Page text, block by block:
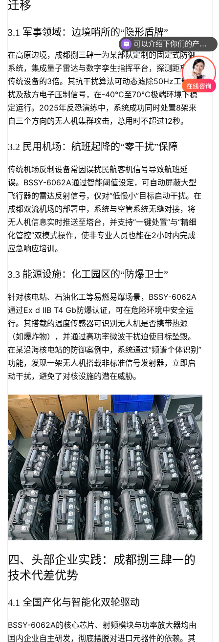
迁移
3.1 军事领域：边境哨所的“隐形盾牌”
在高原边境，成都捌三肆一为某部队定制的固定式防御
系统，集成量子雷达与数字孪生指挥平台，探测距离达
传统设备的3倍。其抗干扰算法可动态滤除50Hz工频干
扰及敌方电子压制信号，在-40℃至70℃极端环境下稳
定运行。2025年反恐演练中，系统成功同时处置8架来
自三个方向的无人机集群攻击，总用时不超过12秒。
3.2 民用机场：航班起降的“零干扰”保障
传统机场反制设备常因误扰民航客机信号导致航班延
误。BSSY-6062A通过智能阈值设定，可自动屏蔽大型
飞行器的雷达反射信号，仅对“低慢小”目标启动干扰。在
成都双流机场的部署中，系统与空管系统无缝对接，将
无人机信息实时推送至塔台，并支持“一键处置”与“精细
化管控”双模式操作，使非专业人员也能在2小时内完成
应急响应培训。
3.3 能源设施：化工园区的“防爆卫士”
针对核电站、石油化工等易燃易爆场景，BSSY-6062A
通过Ex d IIB T4 Gb防爆认证，可在危险环境中安全运
行。其搭载的温度传感器可识别无人机是否携带热源
（如爆炸物），并通过高功率微波干扰迫使目标坠毁。
在某沿海核电站的防御案例中，系统通过“频谱个体识别”
功能，发现一架无人机搭载非标准信号发射器，立即启
动干扰，避免了对核设施的潜在威胁。
四、头部企业实践：成都捌三肆一的
技术代差优势
4.1 全国产化与智能化双轮驱动
BSSY-6062A的核心芯片、射频模块与功率放大器均由
国内企业自主研发，彻底摆脱对进口元器件的依赖。其
你们是怎么收费的呢